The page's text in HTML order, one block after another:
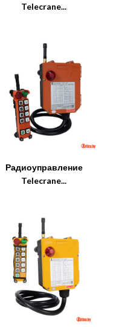
Telecrane...
Радиоуправление
Telecrane...